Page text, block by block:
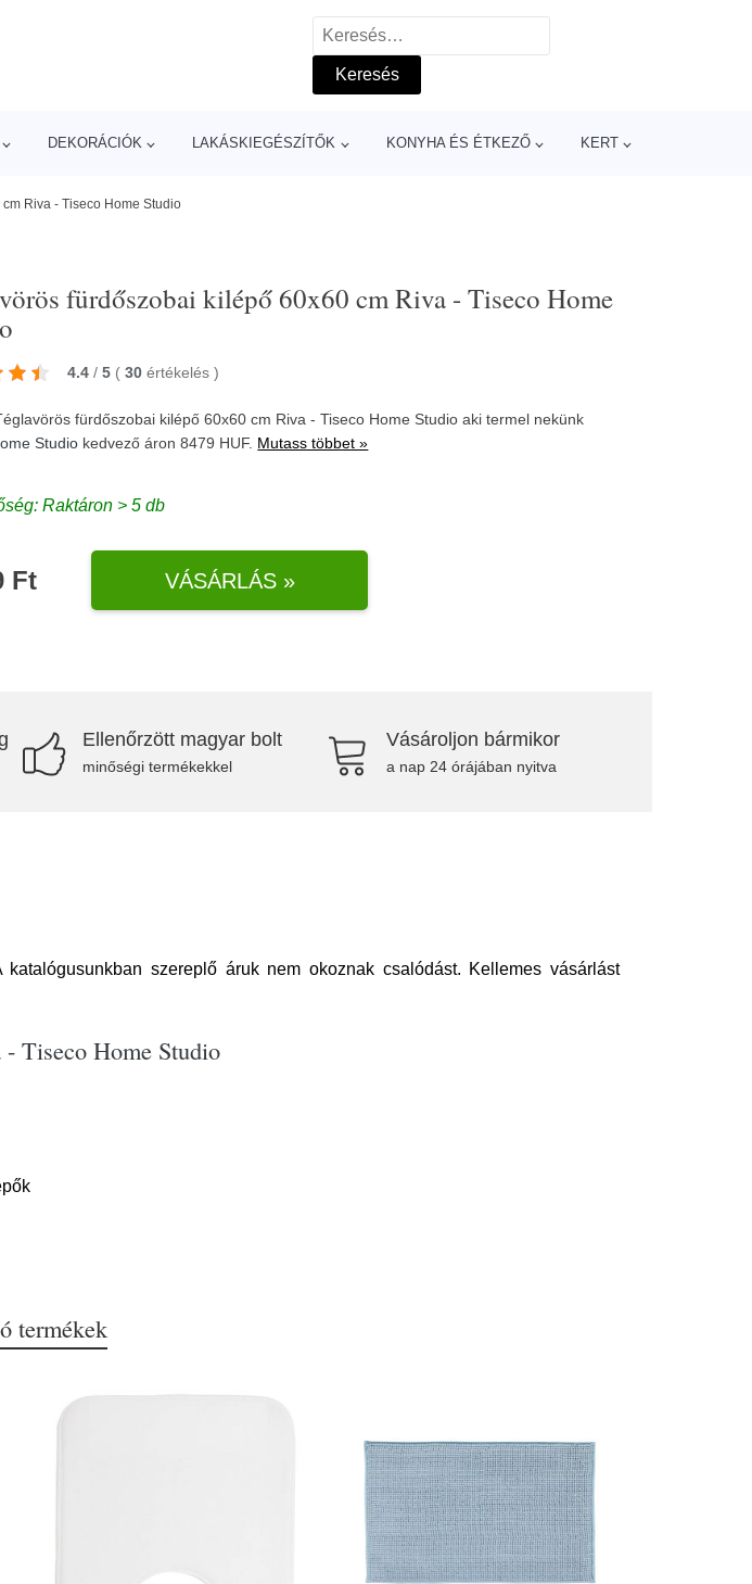
Keresés:
DEKORÁCIÓK LAKÁSKIEGÉSZÍTŐK KONYHA ÉS ÉTKEZŐ KERT
Riva - Tiseco Home Studio
fürdőszobai kilépő 60x60 cm Riva - Tiseco Home
4.4 / 5 ( 30 értékelés)
fürdőszobai kilépő 60x60 cm Riva - Tiseco Home Studio aki termel nekünk
Studio kedvező áron 8479 HUF. Mutass többet »
Raktáron > 5 db
Ft VÁSÁRLÁS »
Ellenőrzött magyar bolt
minőségi termékekkel
Vásároljon bármikor
a nap 24 órájában nyitva
szereplő áruk nem okoznak csalódást. Kellemes vásárlást
Tiseco Home Studio
termékek